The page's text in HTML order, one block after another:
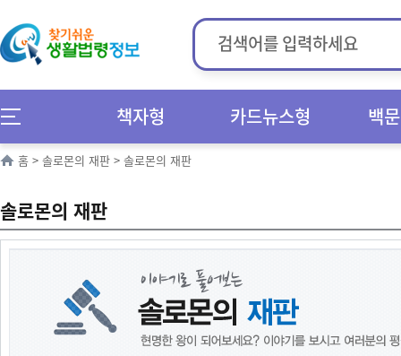
책자형 카드뉴스형 백
홈 > 솔로몬의 재판 > 솔로몬의 재판
솔로몬의 재판